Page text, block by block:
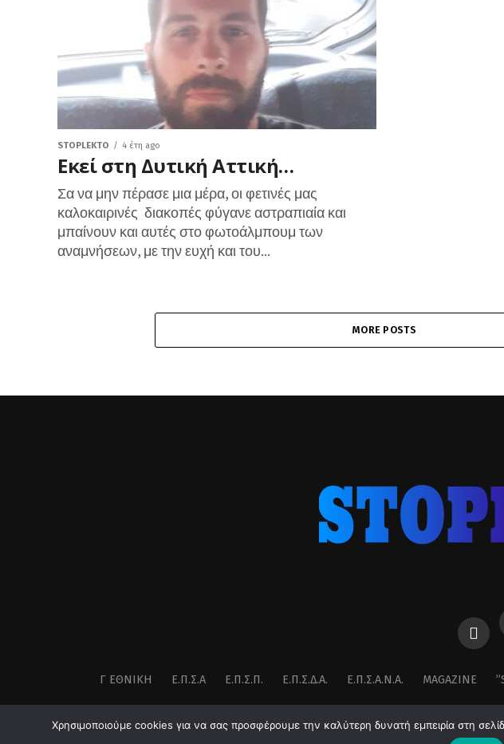
STOPLEKTO 4 έτη ago
Εκεί στη Δυτική Αττική…
Σα να μην πέρασε μια μέρα, οι φετινές μας
καλοκαιρινές διακοπές φύγανε αστραπιαία και
μπαίνουν και αυτές στο φωτοάλμπουμ των
αναμνήσεων, με την ευχή και του...
MORE POSTS
Γ ΕΘΝΙΚΉ Ε.Π.Σ.Α Ε.Π.Σ.Π. Ε.Π.Σ.Δ.Α. Ε.Π.Σ.Α.Ν.Α. MAGAZINE
Χρησιμοποιούμε cookies για να σας προσφέρουμε την καλύτερη δυνατή εμπειρία στη